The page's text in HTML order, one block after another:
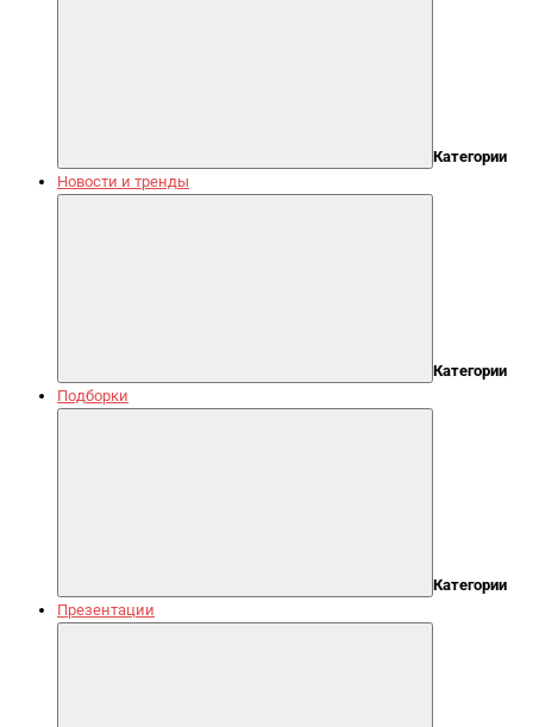
Категории
Новости и тренды
Категории
Подборки
Категории
Презентации